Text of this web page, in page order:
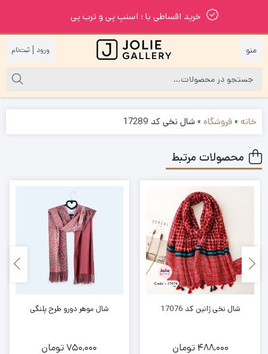
خرید اقساطی با : اسنپ پی و ترب پی
|
خانه »فروشگاه »شال نخی کد 17289
محصولات مرتبط
شال نخی ژانین کد 17076
488,000 تومان
شال موهر دورو طرح پلنگی
750,000تومان